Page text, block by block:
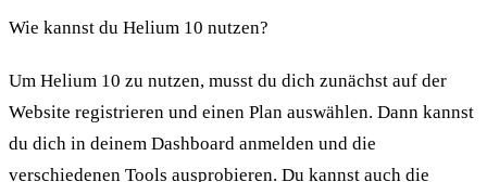
Wie kannst du Helium 10 nutzen?
Um Helium 10 zu nutzen, musst du dich zunächst auf der
Website registrieren und einen Plan auswählen. Dann kannst
du dich in deinem Dashboard anmelden und die
verschiedenen Tools ausprobieren. Du kannst auch die